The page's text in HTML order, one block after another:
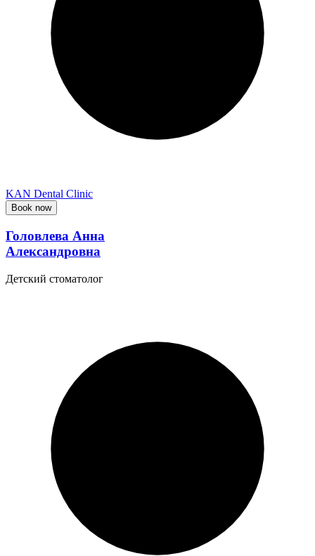
KAN Dental Clinic
Book now
Головлева Анна
Александровна
Детский стоматолог